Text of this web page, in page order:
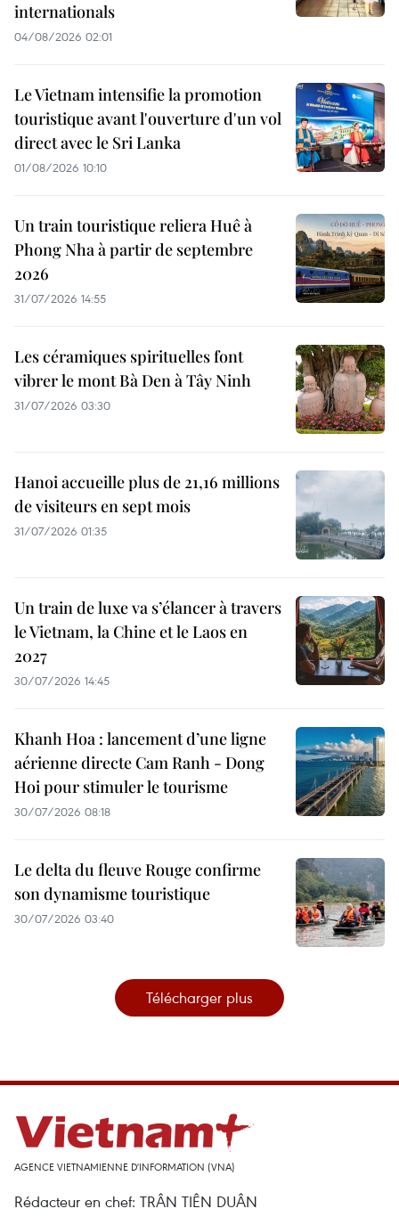
internationals
04/08/2026 02:01
Le Vietnam intensifie la promotion
touristique avant l'ouverture d'un vol
direct avec le Sri Lanka
01/08/2026 10:10
Un train touristique reliera Huê à
Phong Nha à partir de septembre
2026
31/07/2026 14:55
Les céramiques spirituelles font
vibrer le mont Bà Den à Tây Ninh
31/07/2026 03:30
Hanoi accueille plus de 21,16 millions
de visiteurs en sept mois ​
31/07/2026 01:35
Un train de luxe va s’élancer à travers
le Vietnam, la Chine et le Laos en
2027
30/07/2026 14:45
Khanh Hoa : lancement d’une ligne
aérienne directe Cam Ranh - Dong
Hoi pour stimuler le tourisme
30/07/2026 08:18
Le delta du fleuve Rouge confirme
son dynamisme touristique
30/07/2026 03:40
Télécharger plus
AGENCE VIETNAMIENNE D'INFORMATION (VNA)
Rédacteur en chef: TRÂN TIÊN DUÂN